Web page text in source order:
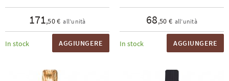
171,50 € all’unità
In stock AGGIUNGERE
68,50 € all’unità
In stock AGGIUNGERE